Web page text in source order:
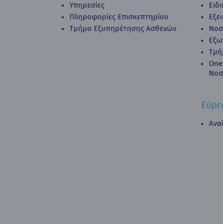
Υπηρεσίες
Πληροφορίες Επισκεπτηρίου
Τμήμα Εξυπηρέτησης Ασθενών